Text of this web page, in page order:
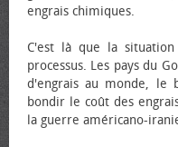
engrais chimiques.
C'est là que la
processus. Les pays du
d'engrais au monde, le
bondir le coût des
la guerre américano-